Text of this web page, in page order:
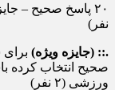
نفر)
.:: (جایزه ویژه)
ورزشی (۲ نفر)